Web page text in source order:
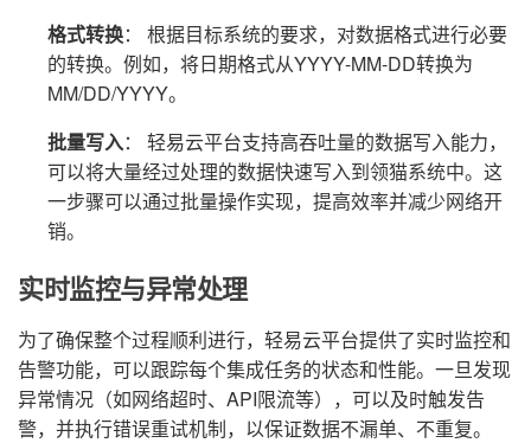
格式转换： 根据目标系统的要求，对数据格式进行必要
的转换。例如，将日期格式从YYYY-MM-DD转换为
MM/DD/YYYY。
批量写入： 轻易云平台支持高吞吐量的数据写入能力，
可以将大量经过处理的数据快速写入到领猫系统中。这
一步骤可以通过批量操作实现，提高效率并减少网络开
销。
实时监控与异常处理
为了确保整个过程顺利进行，轻易云平台提供了实时监控和
告警功能，可以跟踪每个集成任务的状态和性能。一旦发现
异常情况（如网络超时、API限流等），可以及时触发告
警，并执行错误重试机制，以保证数据不漏单、不重复。